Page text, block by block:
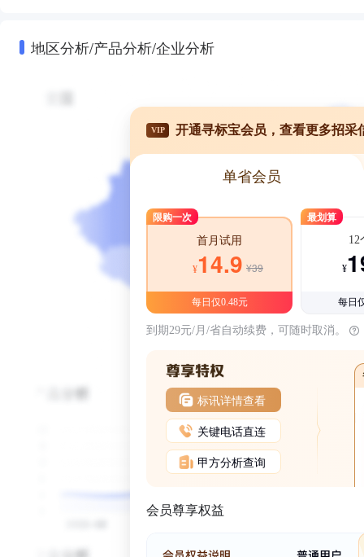
地区分析/产品分析/企业分析
VIP 开通寻标宝会员，查看更多招采
单省会员
限购一次
首月试用
¥14.9 ¥39
每日仅0.48元
最划算
12
¥
每日
到期29元/月/省自动续费，可随时取消。
标讯详情查看
关键电话直连
甲方分析查询
会员尊享权益